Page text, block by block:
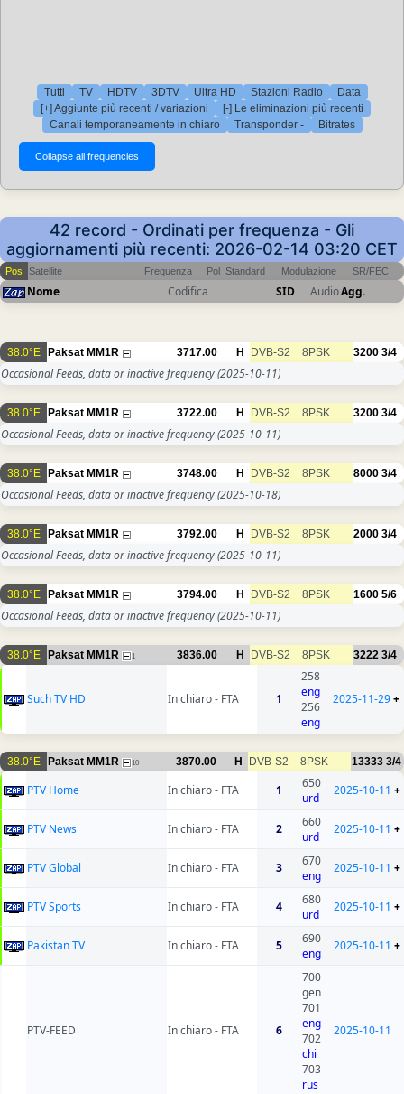
Tutti TV HDTV 3DTV Ultra HD Stazioni Radio
Data
[+] Aggiunte più recenti / variazioni
[-] Le eliminazioni più recenti
Canali temporaneamente in chiaro
Transponder - Bitrates
42 record - Ordinati per frequenza - Gli
aggiornamenti più recenti: 2026-02-14 03:20 CET
Pos Satellite Frequenza Pol Standard Modulazione SR/FEC
Nome Codifica SID AudioAgg.
38.0°E Paksat MM1R 3717.00 H DVB-S2 8PSK 3200 3/4
Occasional Feeds, data or inactive frequency(2025-10-11)
38.0°E Paksat MM1R 3722.00 H DVB-S2 8PSK 3200 3/4
Occasional Feeds, data or inactive frequency(2025-10-11)
38.0°E Paksat MM1R 3748.00 H DVB-S2 8PSK 8000 3/4
Occasional Feeds, data or inactive frequency(2025-10-18)
38.0°E Paksat MM1R 3792.00 H DVB-S2 8PSK 2000 3/4
Occasional Feeds, data or inactive frequency(2025-10-11)
38.0°E Paksat MM1R 3794.00 H DVB-S2 8PSK 1600 5/6
Occasional Feeds, data or inactive frequency(2025-10-11)
38.0°E Paksat MM1R 1 3836.00 H DVB-S2 8PSK 3222 3/4
Such TV HD In chiaro - FTA 1
258
eng
256
eng
2025-11-29+
38.0°E Paksat MM1R 10 3870.00 H DVB-S2 8PSK 13333 3/4
PTV Home In chiaro - FTA 1
650
urd
2025-10-11 +
PTV News In chiaro - FTA 2
660
urd
2025-10-11 +
PTV Global In chiaro - FTA 3
670
eng
2025-10-11 +
PTV Sports In chiaro - FTA 4
680
urd
2025-10-11 +
Pakistan TV In chiaro - FTA 5
690
eng
2025-10-11 +
PTV-FEED In chiaro - FTA 6
700
gen
701
eng
702
chi
703
rus
2025-10-11